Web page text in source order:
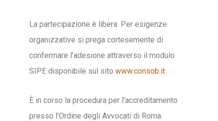
La partecipazione è libera. Per esigenze
organizzative si prega cortesemente di
confermare l’adesione attraverso il modulo
SIPE disponibile sul sito www.consob.it
È in corso la procedura per l’accreditamento
presso l’Ordine degli Avvocati di Roma.